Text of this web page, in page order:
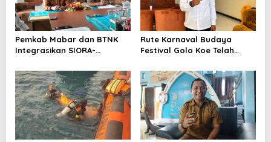
Pemkab Mabar dan BTNK
Integrasikan SIORA-
Rute Karnaval Budaya
Festival Golo Koe Telah